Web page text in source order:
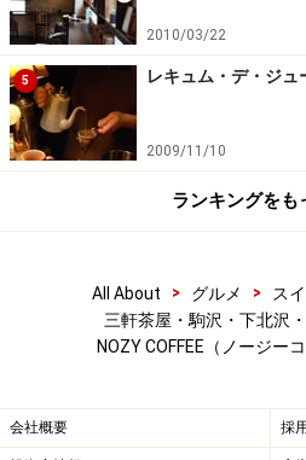
2010/03/22
5 レキュム・デ・ジュ
2009/11/10
ランキングをも
All About > グルメ > ス
三軒茶屋・駒沢・下北沢
NOZY COFFEE（ノージー
会社概要 採